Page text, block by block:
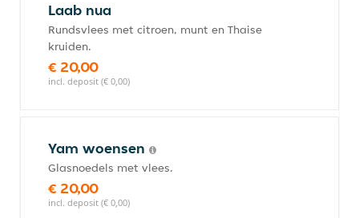
Laab nua
Rundsvlees met citroen, munt en Thaise
kruiden.
€ 20,00
incl. deposit (€ 0,00)
Yam woensen
Glasnoedels met vlees.
€ 20,00
incl. deposit (€ 0,00)